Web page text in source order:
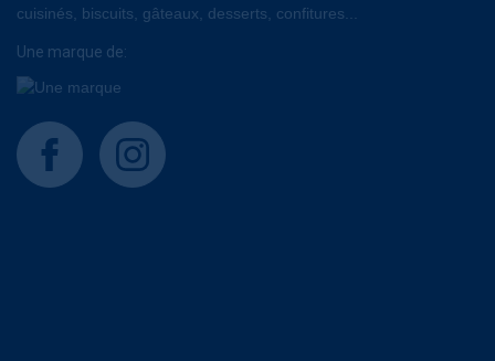
cuisinés, biscuits, gâteaux, desserts, confitures...
Une marque de:
facebook instagram